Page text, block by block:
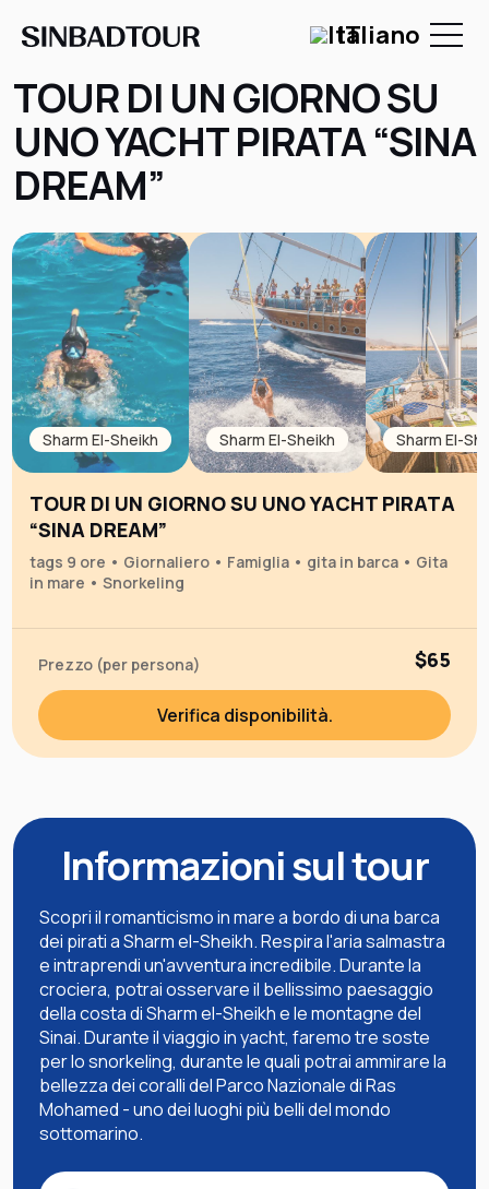
IT
TOUR DI UN GIORNO SU
UNO YACHT PIRATA “SINA
DREAM”
Sharm El-Sheikh Sharm El-Sheikh Sharm El-
TOUR DI UN GIORNO SU UNO YACHT PIRATA
“SINA DREAM”
tags 9 ore • Giornaliero • Famiglia • gita in barca • Gita
in mare • Snorkeling
Prezzo (per persona) $65
Verifica disponibilità.
Informazioni sul tour
Scopri il romanticismo in mare a bordo di una barca
dei pirati a Sharm el-Sheikh. Respira l'aria salmastra
e intraprendi un'avventura incredibile. Durante la
crociera, potrai osservare il bellissimo paesaggio
della costa di Sharm el-Sheikh e le montagne del
Sinai. Durante il viaggio in yacht, faremo tre soste
per lo snorkeling, durante le quali potrai ammirare la
bellezza dei coralli del Parco Nazionale di Ras
Mohamed - uno dei luoghi più belli del mondo
sottomarino.